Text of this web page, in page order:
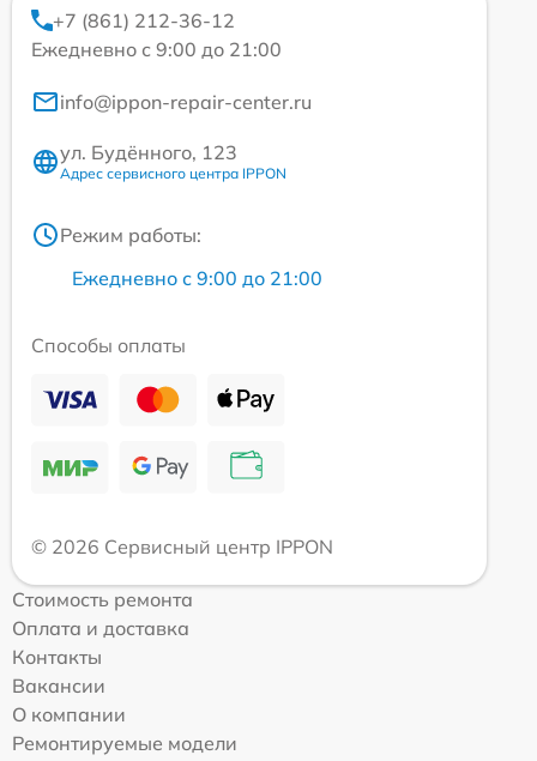
+7 (861) 212-36-12
Ежедневно с 9:00 до 21:00
info@ippon-repair-center.ru
ул. Будённого, 123
Адрес сервисного центра IPPON
Режим работы:
Ежедневно с 9:00 до 21:00
Способы оплаты
© 2026 Сервисный центр IPPON
Стоимость ремонта
Оплата и доставка
Контакты
Вакансии
О компании
Ремонтируемые модели